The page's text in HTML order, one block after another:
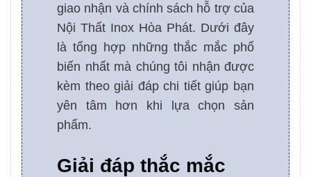
giao nhận và chính sách hỗ trợ của
Nội Thất Inox Hòa Phát. Dưới đây
là tổng hợp những thắc mắc phổ
biến nhất mà chúng tôi nhận được
kèm theo giải đáp chi tiết giúp bạn
yên tâm hơn khi lựa chọn sản
phẩm.
Giải đáp thắc mắc